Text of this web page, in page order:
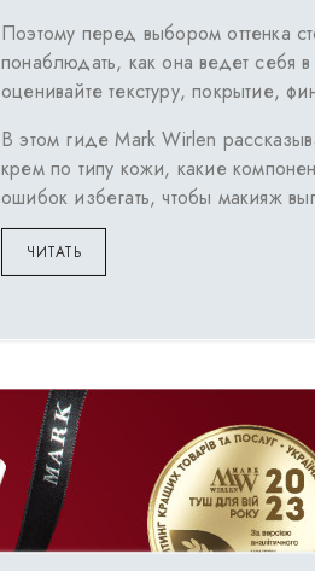
Поэтому перед выбором оттенка
понаблюдать, как она ведет себя
оценивайте текстуру, покрытие,
В этом гиде Mark Wirlen
крем по типу кожи, какие
ошибок избегать, чтобы макияж
ЧИТАТЬ